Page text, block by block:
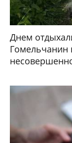
Днем
Гомельчанин